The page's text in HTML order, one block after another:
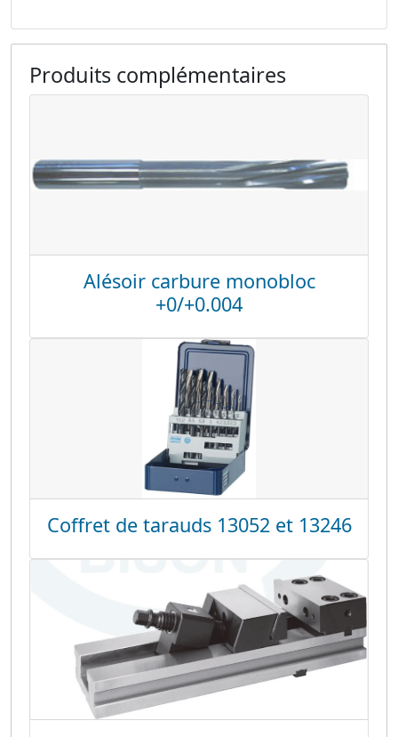
Produits complémentaires
Alésoir carbure monobloc
+0/+0.004
Coffret de tarauds 13052 et 13246